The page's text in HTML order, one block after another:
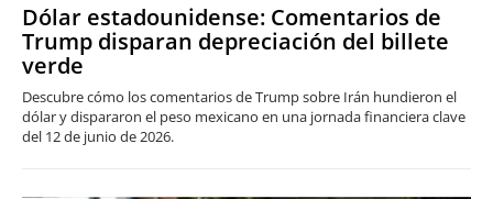
Dólar estadounidense: Comentarios de
Trump disparan depreciación del billete
verde
Descubre cómo los comentarios de Trump sobre Irán hundieron el
dólar y dispararon el peso mexicano en una jornada financiera clave
del 12 de junio de 2026.